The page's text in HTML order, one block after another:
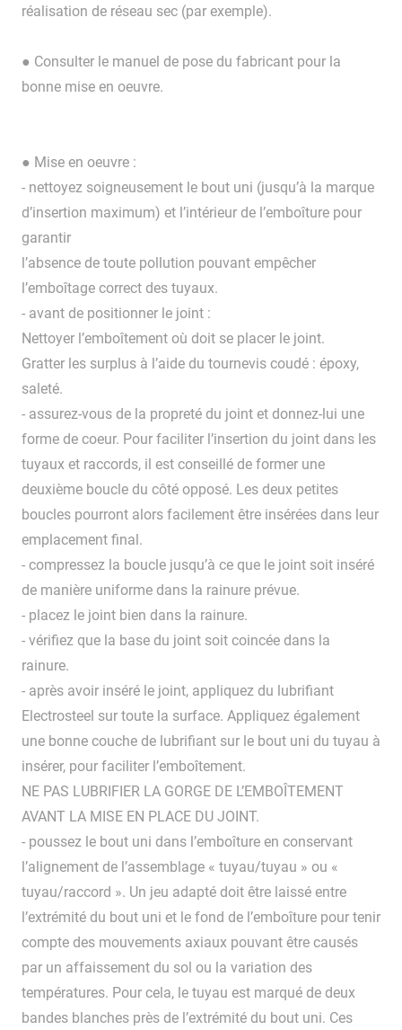
réalisation de réseau sec (par exemple).
● Consulter le manuel de pose du fabricant pour la
bonne mise en oeuvre.
● Mise en oeuvre :
- nettoyez soigneusement le bout uni (jusqu’à la marque
d’insertion maximum) et l’intérieur de l’emboîture pour
garantir
l’absence de toute pollution pouvant empêcher
l’emboîtage correct des tuyaux.
- avant de positionner le joint :
Nettoyer l’emboîtement où doit se placer le joint.
Gratter les surplus à l’aide du tournevis coudé : époxy,
saleté.
- assurez-vous de la propreté du joint et donnez-lui une
forme de coeur. Pour faciliter l’insertion du joint dans les
tuyaux et raccords, il est conseillé de former une
deuxième boucle du côté opposé. Les deux petites
boucles pourront alors facilement être insérées dans leur
emplacement final.
- compressez la boucle jusqu’à ce que le joint soit inséré
de manière uniforme dans la rainure prévue.
- placez le joint bien dans la rainure.
- vérifiez que la base du joint soit coincée dans la
rainure.
- après avoir inséré le joint, appliquez du lubrifiant
Electrosteel sur toute la surface. Appliquez également
une bonne couche de lubrifiant sur le bout uni du tuyau à
insérer, pour faciliter l’emboîtement.
NE PAS LUBRIFIER LA GORGE DE L’EMBOÎTEMENT
AVANT LA MISE EN PLACE DU JOINT.
- poussez le bout uni dans l’emboîture en conservant
l’alignement de l’assemblage « tuyau/tuyau » ou «
tuyau/raccord ». Un jeu adapté doit être laissé entre
l’extrémité du bout uni et le fond de l’emboîture pour tenir
compte des mouvements axiaux pouvant être causés
par un affaissement du sol ou la variation des
températures. Pour cela, le tuyau est marqué de deux
bandes blanches près de l’extrémité du bout uni. Ces